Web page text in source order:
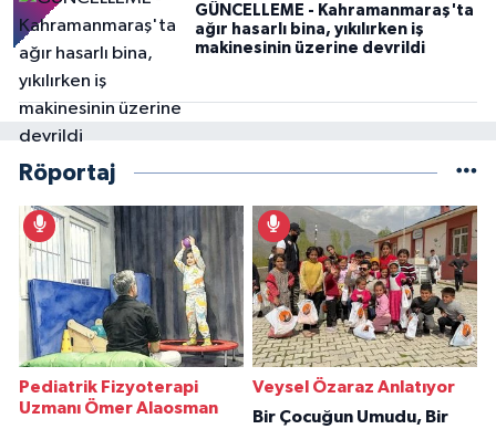
GÜNCELLEME - Kahramanmaraş'ta
ağır hasarlı bina, yıkılırken iş
makinesinin üzerine devrildi
Röportaj
Pediatrik Fizyoterapi
Uzmanı Ömer Alaosman
Veysel Özaraz Anlatıyor
Bir Çocuğun Umudu, Bir